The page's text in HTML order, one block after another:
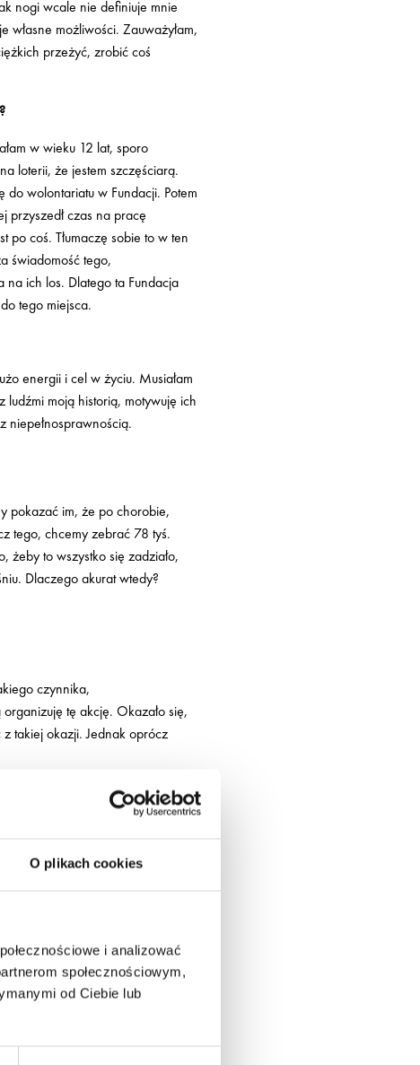
O plikach cookies
i analizować
społecznościowym,
od Ciebie lub
nogi wcale nie definiuje mnie
własne możliwości. Zauważyłam,
przeżyć, zrobić coś
w wieku 12 lat, sporo
loterii, że jestem szczęściarą.
do wolontariatu w Fundacji. Potem
przyszedł czas na pracę
coś. Tłumaczę sobie to w ten
świadomość tego,
na ich los. Dlatego ta Fundacja
tego miejsca.
energii i cel w życiu. Musiałam
ludźmi moją historią, motywuję ich
niepełnosprawnością.
pokazać im, że po chorobie,
tego, chcemy zebrać 78 tyś.
żeby to wszystko się zadziało,
Dlaczego akurat wtedy?
czynnika,
tę akcję. Okazało się,
z takiej okazji. Jednak oprócz
do nich dostęp. Oprócz
im pokazać, że mimo trudnych
tym, jestem już po pierwszej
ale udało się wejść